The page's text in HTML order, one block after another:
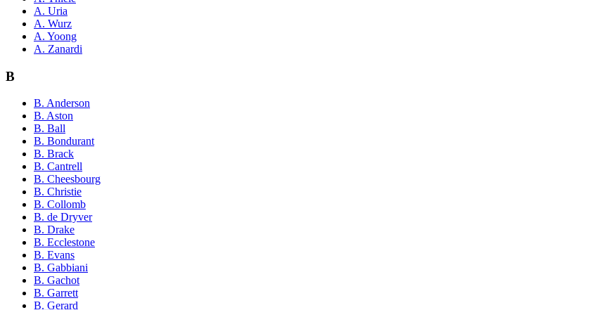
A. Uria
A. Wurz
A. Yoong
A. Zanardi
B
B. Anderson
B. Aston
B. Ball
B. Bondurant
B. Brack
B. Cantrell
B. Cheesbourg
B. Christie
B. Collomb
B. de Dryver
B. Drake
B. Ecclestone
B. Evans
B. Gabbiani
B. Gachot
B. Garrett
B. Gerard